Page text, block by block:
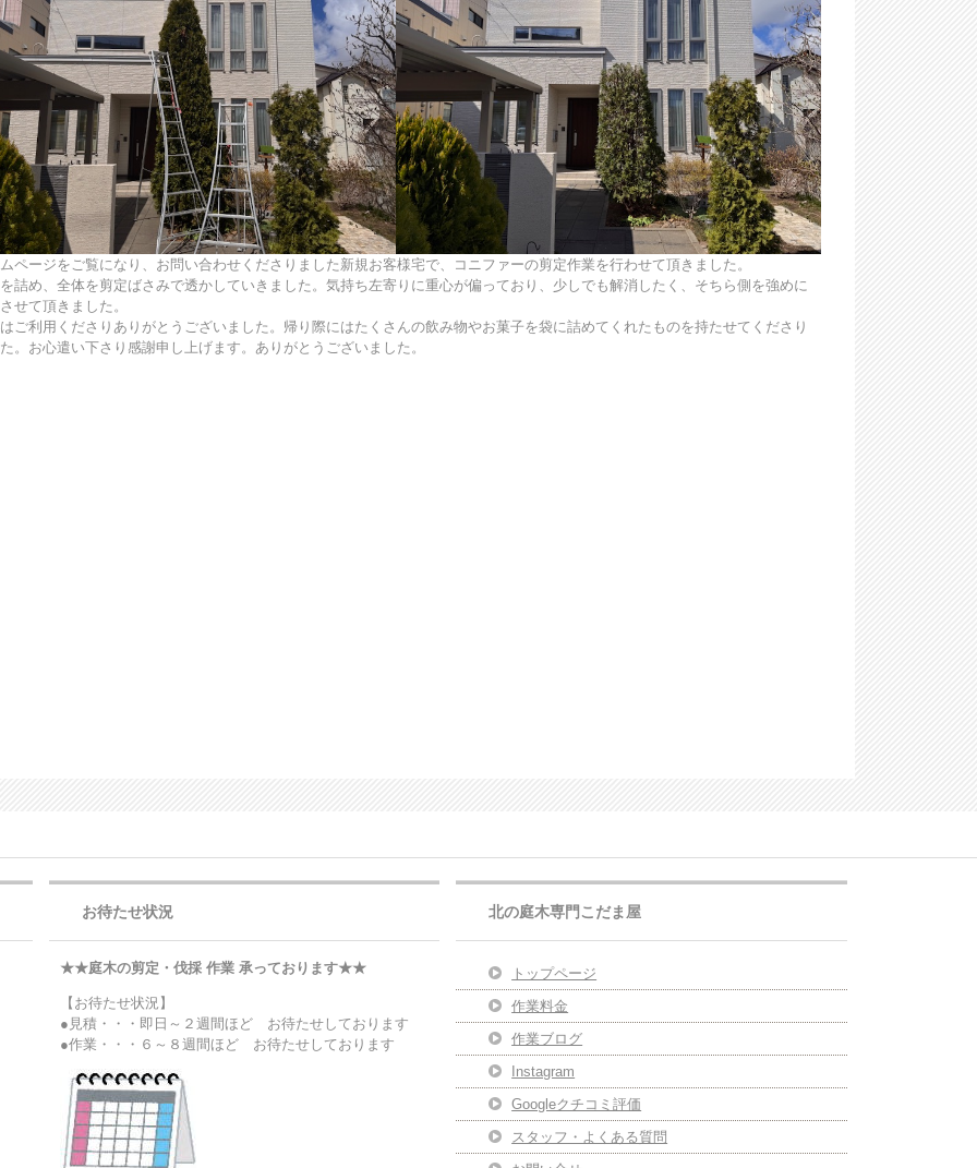
ページをご覧になり、お問い合わせくださりました新規お客様宅で、コニファーの剪定作業を行わせて頂きました。
詰め、全体を剪定ばさみで透かしていきました。気持ち左寄りに重心が偏っており、少しでも解消したく、そちら側を強めに
せて頂きました。
ご利用くださりありがとうございました。帰り際にはたくさんの飲み物やお菓子を袋に詰めてくれたものを持たせてくださり
。お心遣い下さり感謝申し上げます。ありがとうございました。
お待たせ状況
★★庭木の剪定・伐採 作業 承っております★★
【お待たせ状況】
●見積・・・即日～２週間ほど お待たせしております
●作業・・・６～８週間ほど お待たせしております
北の庭木専門こだま屋
トップページ
作業料金
作業ブログ
Instagram
Googleクチコミ評価
スタッフ・よくある質問